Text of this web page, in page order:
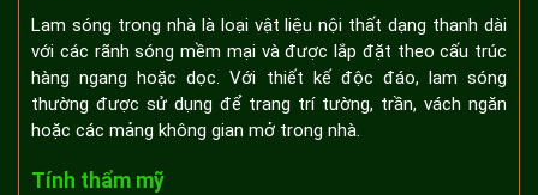
đáo
Lam sóng trong nhà là loại vật liệu nội thất dạng thanh dài
với các rãnh sóng mềm mại và được lắp đặt theo cấu trúc
hàng ngang hoặc dọc. Với thiết kế độc đáo, lam sóng
thường được sử dụng để trang trí tường, trần, vách ngăn
hoặc các mảng không gian mở trong nhà.
Tính thẩm mỹ